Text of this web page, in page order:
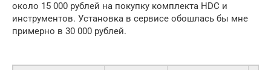
около 15 000 рублей на покупку комплекта HDC и
инструментов. Установка в сервисе обошлась бы мне
примерно в 30 000 рублей.